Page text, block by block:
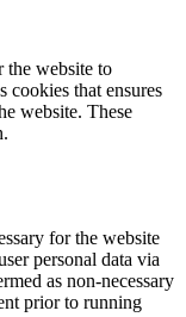
the website to
that ensures
website. These
for the website
personal data via
as non-necessary
prior to running